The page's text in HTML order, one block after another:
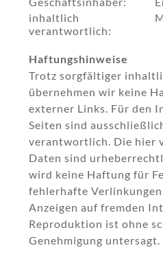
inhaltlich
verantwortlich:
Haftungshinweise
Trotz sorgfältiger
übernehmen wir keine
externer Links. Für den
Seiten sind
verantwortlich. Die hier
Daten sind
wird keine Haftung für
fehlerhafte
Anzeigen auf fremden
Reproduktion ist ohne
Genehmigung untersagt.